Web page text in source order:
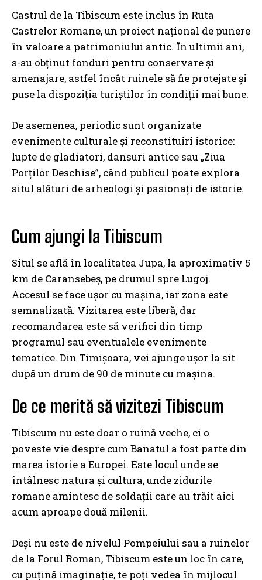
Castrul de la Tibiscum este inclus în Ruta
Castrelor Romane, un proiect național de punere
în valoare a patrimoniului antic. În ultimii ani,
s-au obținut fonduri pentru conservare și
amenajare, astfel încât ruinele să fie protejate și
puse la dispoziția turiștilor în condiții mai bune.
De asemenea, periodic sunt organizate
evenimente culturale și reconstituiri istorice:
lupte de gladiatori, dansuri antice sau „Ziua
Porților Deschise”, când publicul poate explora
situl alături de arheologi și pasionați de istorie.
Cum ajungi la Tibiscum
Situl se află în localitatea Jupa, la aproximativ 5
km de Caransebeș, pe drumul spre Lugoj.
Accesul se face ușor cu mașina, iar zona este
semnalizată. Vizitarea este liberă, dar
recomandarea este să verifici din timp
programul sau eventualele evenimente
tematice. Din Timișoara, vei ajunge ușor la sit
după un drum de 90 de minute cu mașina.
De ce merită să vizitezi Tibiscum
Tibiscum nu este doar o ruină veche, ci o
poveste vie despre cum Banatul a fost parte din
marea istorie a Europei. Este locul unde se
întâlnesc natura și cultura, unde zidurile
romane amintesc de soldații care au trăit aici
acum aproape două milenii.
Deși nu este de nivelul Pompeiului sau a ruinelor
de la Forul Roman, Tibiscum este un loc în care,
cu puțină imaginație, te poți vedea în mijlocul